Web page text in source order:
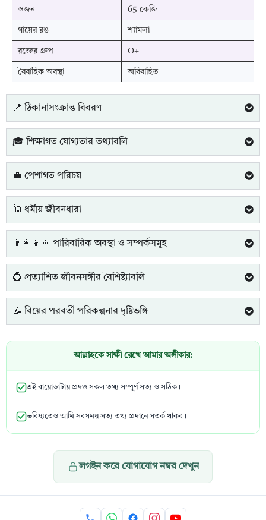
ওজন 65 কেজি
গায়ের রঙ শ্যামলা
রক্তের গ্রুপ O+
বৈবাহিক অবস্থা অবিবাহিত
📍 ঠিকানাসংক্রান্ত বিবরণ
🎓 শিক্ষাগত যোগ্যতার তথ্যাবলি
💼 পেশাগত পরিচয়
🕌 ধর্মীয় জীবনধারা
👨‍👩‍👧‍👦 পারিবারিক অবস্থা ও সম্পর্কসমূহ
💍 প্রত্যাশিত জীবনসঙ্গীর বৈশিষ্ট্যাবলি
📝 বিয়ের পরবর্তী পরিকল্পনার দৃষ্টিভঙ্গি
আল্লাহকে সাক্ষী রেখে আমার অঙ্গীকার:
এই বায়োডাটায় প্রদত্ত সকল তথ্য সম্পূর্ণ সত্য ও সঠিক।
ভবিষ্যতেও আমি সবসময় সত্য তথ্য প্রদানে সতর্ক থাকব।
লগইন করে যোগাযোগ নম্বর দেখুন